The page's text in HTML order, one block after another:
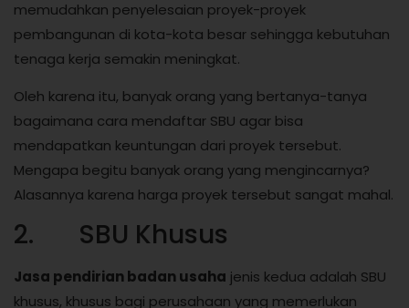
memudahkan penyelesaian proyek-proyek
pembangunan di kota-kota besar sehingga kebutuhan
tenaga kerja semakin meningkat.
Oleh karena itu, banyak orang yang bertanya-tanya
bagaimana cara mendaftar SBU agar bisa
mendapatkan keuntungan dari proyek tersebut.
Mengapa begitu banyak orang yang mengincarnya?
Alasannya karena harga proyek tersebut sangat mahal.
2. SBU Khusus
Jasa pendirian badan usaha jenis kedua adalah SBU
khusus, khusus bagi perusahaan yang memerlukan